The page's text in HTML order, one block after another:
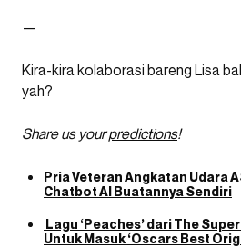
—
Kira-kira kolaborasi bareng Lisa
yah?
Share us yourpredictions!
Pria Veteran Angkatan Udara
Chatbot AI Buatannya Sendiri
Lagu ‘Peaches’ dari The
Untuk Masuk ‘Oscars Best